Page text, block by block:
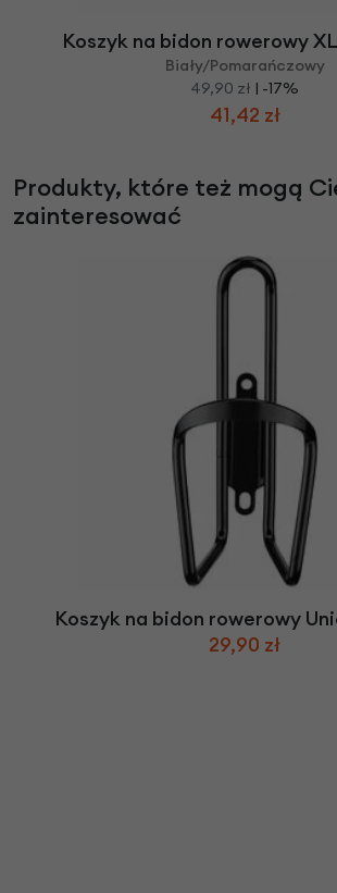
Koszyk na bidon rowerowy
Biały/Pomarańczowy
49,90 zł | -17%
41,42 zł
Produkty, które też mogą
zainteresować
Koszyk na bidon rowerowy
29,90 zł